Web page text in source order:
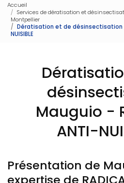
Accueil
Services de dératisation et
Montpellier
Dératisation et de désinsectisation
NUISIBLE
Mauguio -
ANTI-
Présentation de